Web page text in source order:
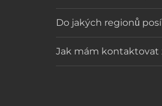
Do jakých regionů
Jak mám kontaktovat